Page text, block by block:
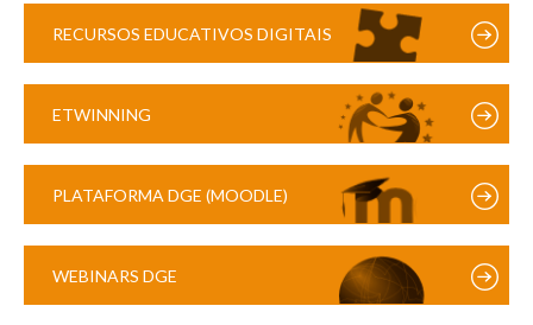
RECURSOS EDUCATIVOS DIGITAIS
ETWINNING
PLATAFORMA DGE (MOODLE)
WEBINARS DGE